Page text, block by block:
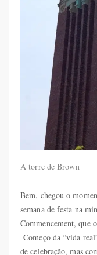
A torre de Brown
Bem, chegou o
semana de festa na
Commencement, que
Começo da “vida
de celebração, mas